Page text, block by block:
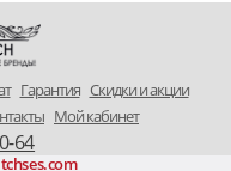
Гарантия Скидки и акции
Мой кабинет
64